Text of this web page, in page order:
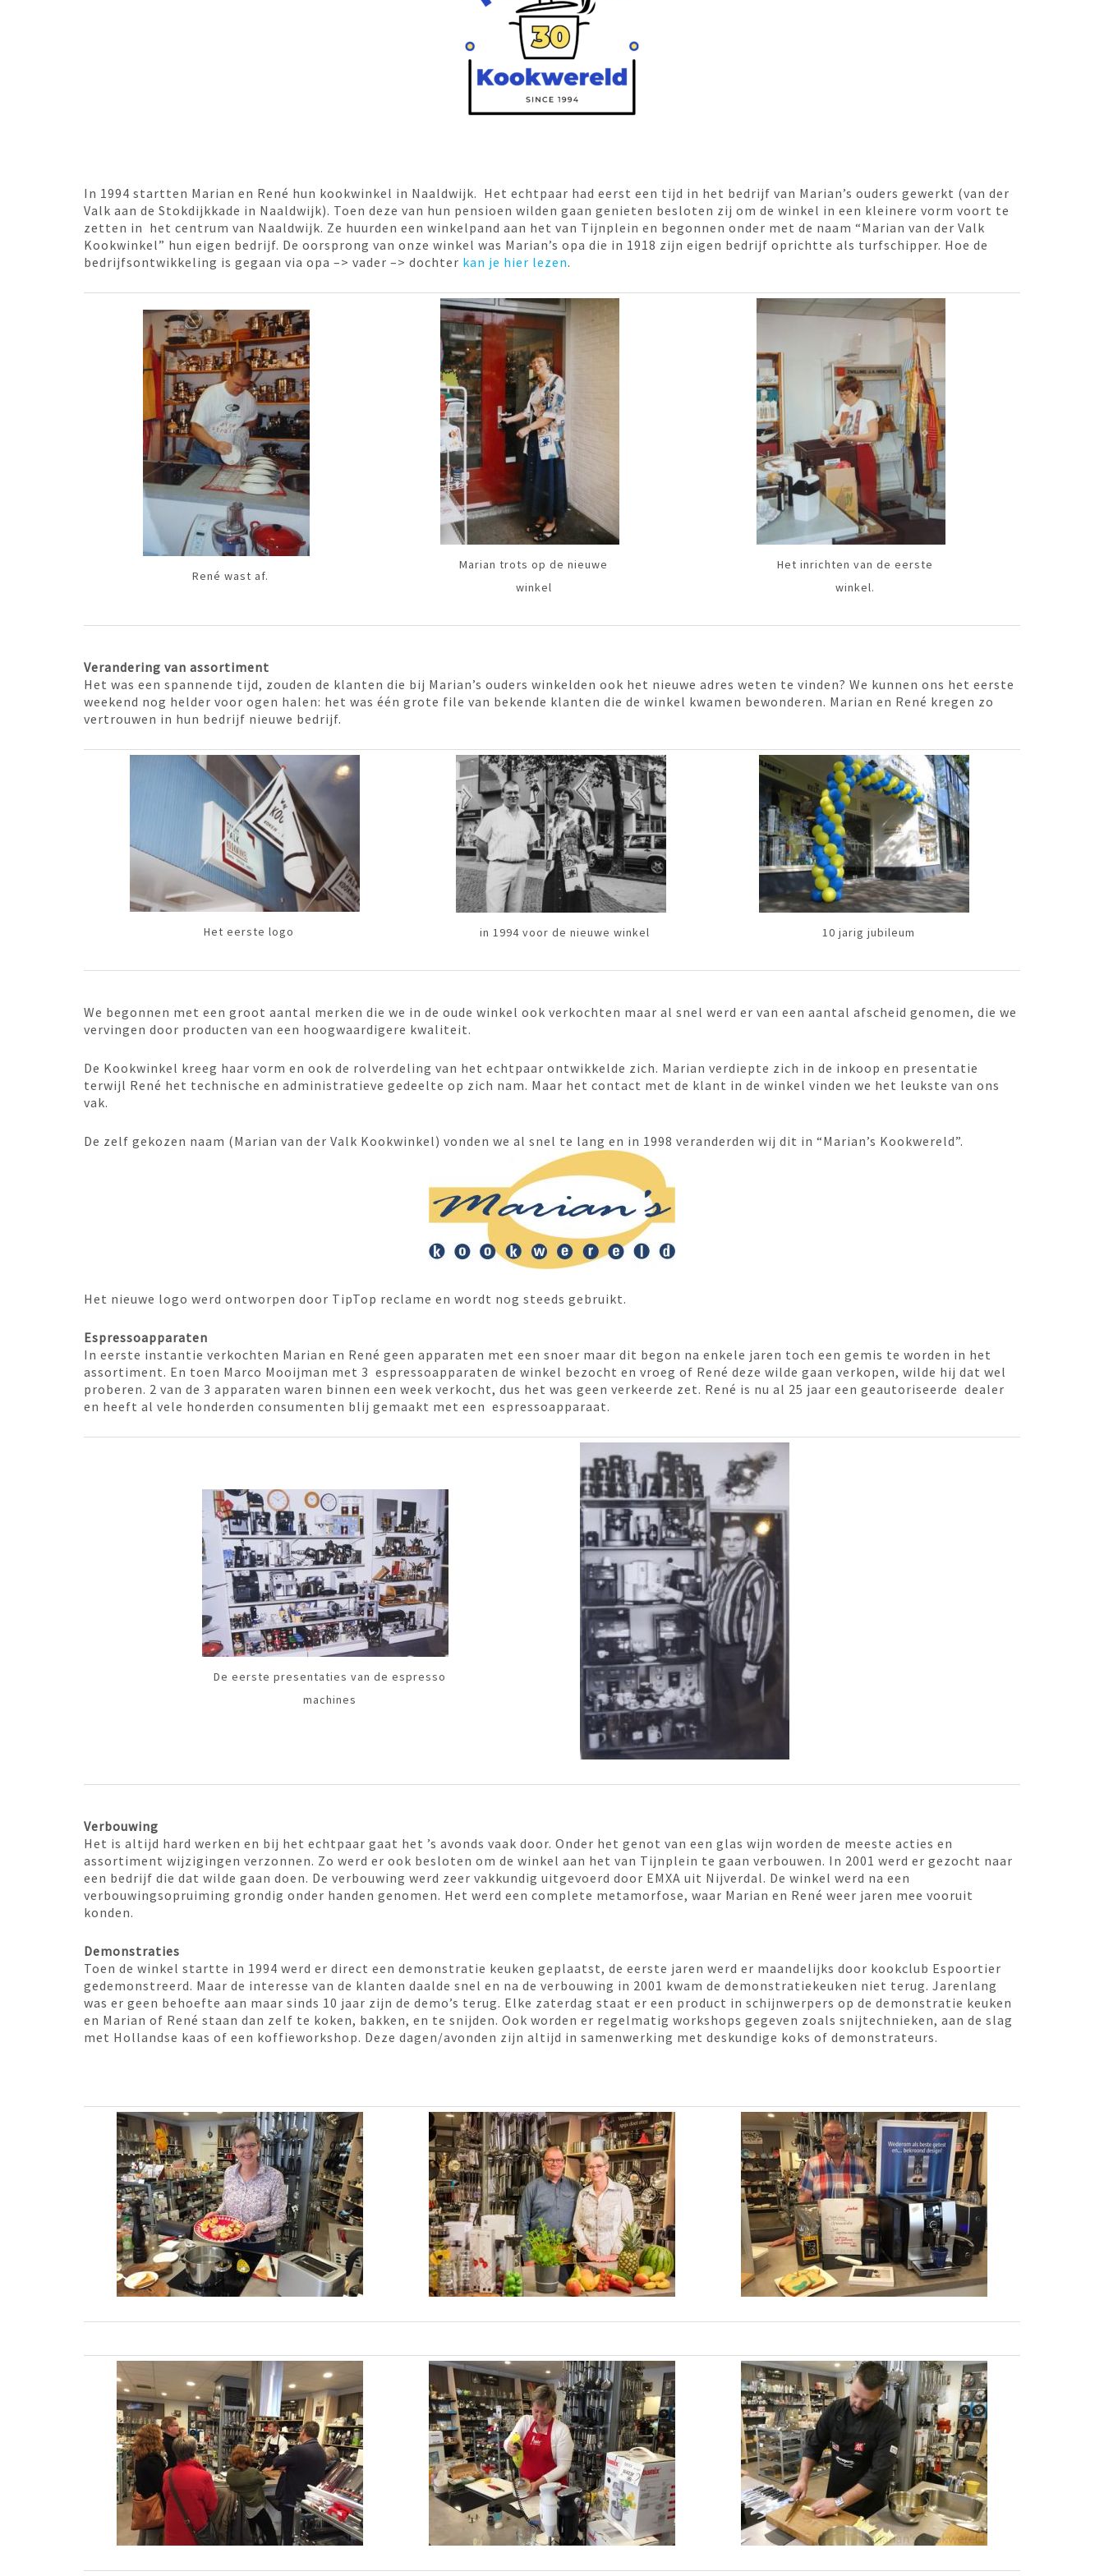
In 1994 startten Marian en René hun kookwinkel in Naaldwijk. Het echtpaar had eerst een tijd in het bedrijf van Marian’s ouders gewerkt (van der
Valk aan de Stokdijkkade in Naaldwijk). Toen deze van hun pensioen wilden gaan genieten besloten zij om de winkel in een kleinere vorm voort te
zetten in het centrum van Naaldwijk. Ze huurden een winkelpand aan het van Tijnplein en begonnen onder met de naam “Marian van der Valk
Kookwinkel” hun eigen bedrijf. De oorsprong van onze winkel was Marian’s opa die in 1918 zijn eigen bedrijf oprichtte als turfschipper. Hoe de
bedrijfsontwikkeling is gegaan via opa –> vader –> dochter kan je hier lezen.
René wast af.
Marian trots op de nieuwe
winkel
Het inrichten van de eerste
winkel.
Verandering van assortiment
Het was een spannende tijd, zouden de klanten die bij Marian’s ouders winkelden ook het nieuwe adres weten te vinden? We kunnen ons het eerste
weekend nog helder voor ogen halen: het was één grote file van bekende klanten die de winkel kwamen bewonderen. Marian en René kregen zo
vertrouwen in hun bedrijf nieuwe bedrijf.
Het eerste logo in 1994 voor de nieuwe winkel 10 jarig jubileum
We begonnen met een groot aantal merken die we in de oude winkel ook verkochten maar al snel werd er van een aantal afscheid genomen, die we
vervingen door producten van een hoogwaardigere kwaliteit.
De Kookwinkel kreeg haar vorm en ook de rolverdeling van het echtpaar ontwikkelde zich. Marian verdiepte zich in de inkoop en presentatie
terwijl René het technische en administratieve gedeelte op zich nam. Maar het contact met de klant in de winkel vinden we het leukste van ons
vak.
De zelf gekozen naam (Marian van der Valk Kookwinkel) vonden we al snel te lang en in 1998 veranderden wij dit in “Marian’s Kookwereld”.
Het nieuwe logo werd ontworpen door TipTop reclame en wordt nog steeds gebruikt.
Espressoapparaten
In eerste instantie verkochten Marian en René geen apparaten met een snoer maar dit begon na enkele jaren toch een gemis te worden in het
assortiment. En toen Marco Mooijman met 3 espressoapparaten de winkel bezocht en vroeg of René deze wilde gaan verkopen, wilde hij dat wel
proberen. 2 van de 3 apparaten waren binnen een week verkocht, dus het was geen verkeerde zet. René is nu al 25 jaar een geautoriseerde dealer
en heeft al vele honderden consumenten blij gemaakt met een espressoapparaat.
De eerste presentaties van de espresso
machines
Verbouwing
Het is altijd hard werken en bij het echtpaar gaat het ’s avonds vaak door. Onder het genot van een glas wijn worden de meeste acties en
assortiment wijzigingen verzonnen. Zo werd er ook besloten om de winkel aan het van Tijnplein te gaan verbouwen. In 2001 werd er gezocht naar
een bedrijf die dat wilde gaan doen. De verbouwing werd zeer vakkundig uitgevoerd door EMXA uit Nijverdal. De winkel werd na een
verbouwingsopruiming grondig onder handen genomen. Het werd een complete metamorfose, waar Marian en René weer jaren mee vooruit
konden.
Demonstraties
Toen de winkel startte in 1994 werd er direct een demonstratie keuken geplaatst, de eerste jaren werd er maandelijks door kookclub Espoortier
gedemonstreerd. Maar de interesse van de klanten daalde snel en na de verbouwing in 2001 kwam de demonstratiekeuken niet terug. Jarenlang
was er geen behoefte aan maar sinds 10 jaar zijn de demo’s terug. Elke zaterdag staat er een product in schijnwerpers op de demonstratie keuken
en Marian of René staan dan zelf te koken, bakken, en te snijden. Ook worden er regelmatig workshops gegeven zoals snijtechnieken, aan de slag
met Hollandse kaas of een koffieworkshop. Deze dagen/avonden zijn altijd in samenwerking met deskundige koks of demonstrateurs.